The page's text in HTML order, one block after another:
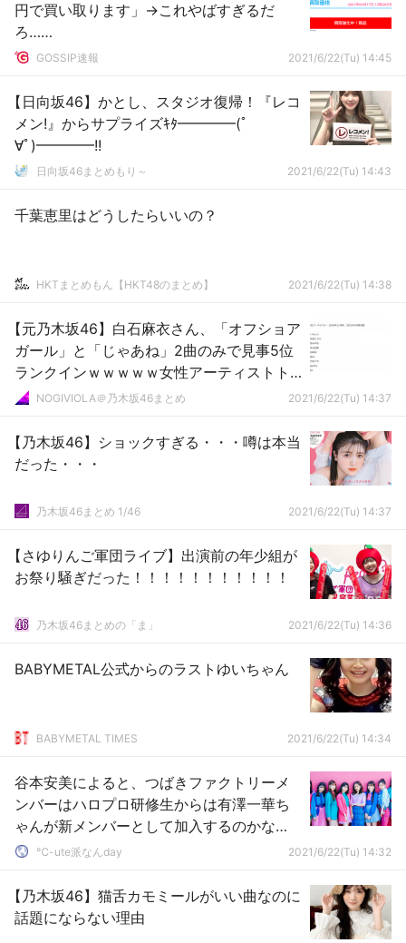
円で買い取ります」→これやばすぎるだ
ろ……
GOSSIP速報 2021/6/22(Tu) 14:45
【日向坂46】かとし、スタジオ復帰！『レコ
メン!』からサプライズｷﾀ━━━━(ﾟ
∀ﾟ)━━━━!!
日向坂46まとめもり～ 2021/6/22(Tu) 14:43
千葉恵里はどうしたらいいの？
HKTまとめもん【HKT48のまとめ】 2021/6/22(Tu) 14:38
【元乃木坂46】白石麻衣さん、「オフショア
ガール」と「じゃあね」2曲のみで見事5位
ランクインｗｗｗｗｗ女性アーティストト
ップ10
NOGIVIOLA＠乃木坂46まとめ 2021/6/22(Tu) 14:37
【乃木坂46】ショックすぎる・・・噂は本当
だった・・・
乃木坂46まとめ 1/46 2021/6/22(Tu) 14:37
【さゆりんご軍団ライブ】出演前の年少組が
お祭り騒ぎだった！！！！！！！！！！！
乃木坂46まとめの「ま」 2021/6/22(Tu) 14:36
BABYMETAL公式からのラストゆいちゃん
BABYMETAL TIMES 2021/6/22(Tu) 14:34
谷本安美によると、つばきファクトリーメ
ンバーはハロプロ研修生からは有澤一華ち
ゃんが新メンバーとして加入するのかな
ぁ？と予想している模様
℃-ute派なんday 2021/6/22(Tu) 14:32
【乃木坂46】猫舌カモミールがいい曲なのに
話題にならない理由